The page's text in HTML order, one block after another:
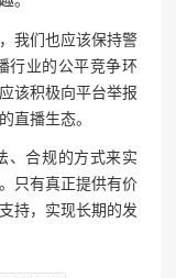
我们也应该保持警
行业的公平竞争环
该积极向平台举报
直播生态。
、合规的方式来实
只有真正提供有价
持，实现长期的发